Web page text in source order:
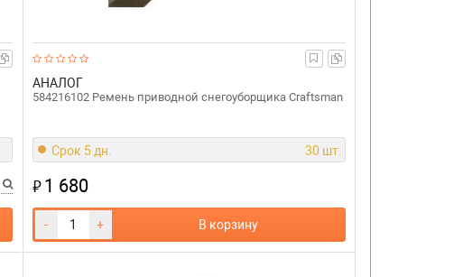
АНАЛОГ
584216102 Ремень приводной снегоуборщика Craftsman
Срок 5 дн. 30 шт.
₽1 680
- + В корзину